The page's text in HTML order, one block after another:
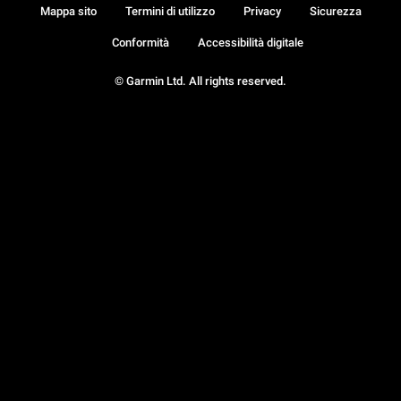
© Garmin Ltd. All rights reserved.
Mappa sito Termini di utilizzo Privacy Sicurezza
Conformità Accessibilità digitale